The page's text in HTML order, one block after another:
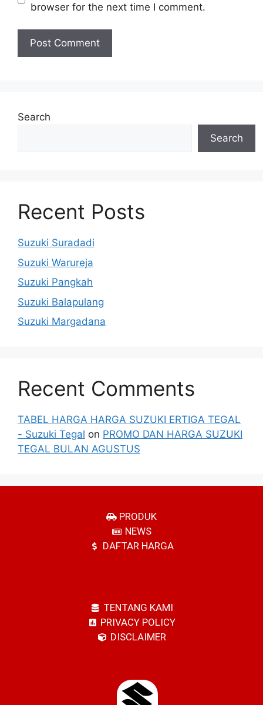
browser for the next time I comment.
Search
Search
Recent Posts
Suzuki Suradadi
Suzuki Warureja
Suzuki Pangkah
Suzuki Balapulang
Suzuki Margadana
Recent Comments
TABEL HARGA HARGA SUZUKI ERTIGA TEGAL
- Suzuki Tegal on PROMO DAN HARGA SUZUKI
TEGAL BULAN AGUSTUS
PRODUK
NEWS
DAFTAR HARGA
TENTANG KAMI
PRIVACY POLICY
DISCLAIMER